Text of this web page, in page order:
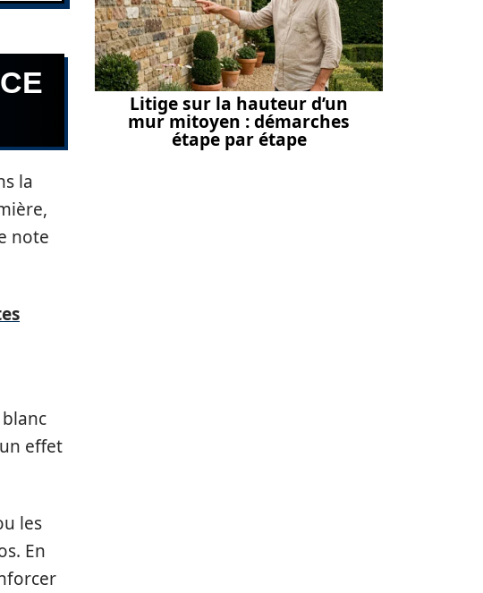
la
note
effet
les
En
Litige sur la hauteur d’un
mur mitoyen : démarches
étape par étape